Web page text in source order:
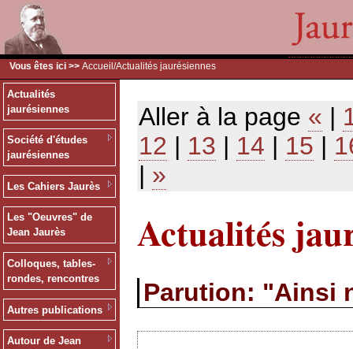
Vous êtes ici >> Accueil /Actualités jaurésiennes
Actualités
jaurésiennes
Société d'études
jaurésiennes
Les Cahiers Jaurès
Les "Oeuvres" de
Jean Jaurès
Colloques, tables-
rondes, rencontres
Autres publications
Autour de Jean
Aller à la page « |
12 | 13 | 14 | 15 |
| »
Actualités
Parution: "Ainsi